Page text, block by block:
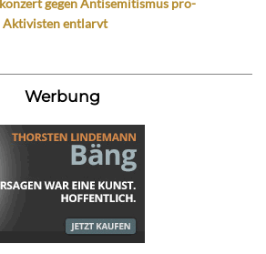
gegen Antisemitismus pro-
Aktivisten entlarvt
Werbung